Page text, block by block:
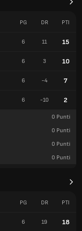
PG DR PTI
6 11 15
6 3 10
6 -4 7
6 -10 2
0 Punti
0 Punti
0 Punti
0 Punti
PG DR PTI
6 19 18